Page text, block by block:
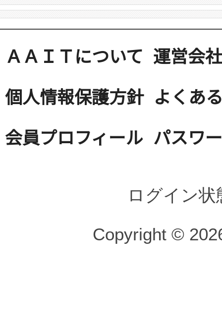
ＡＡＩＴについて 運営会社
個人情報保護方針 よくあ
会員プロフィール パスワ
ログイン
Copyright ©